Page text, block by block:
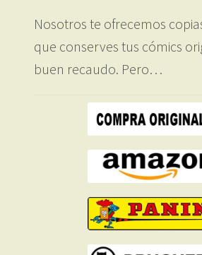
Nosotros te ofrecemos
que conserves tus cómics
buen recaudo. Pero…